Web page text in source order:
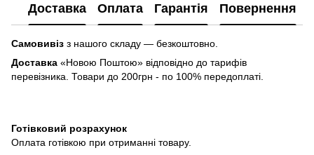
Доставка Оплата Гарантія Повернення
Самовивіз з нашого складу — безкоштовно.
Доставка «Новою Поштою» відповідно до тарифів
перевізника. Товари до 200грн - по 100% передоплаті.
Готівковий розрахунок
Оплата готівкою при отриманні товару.